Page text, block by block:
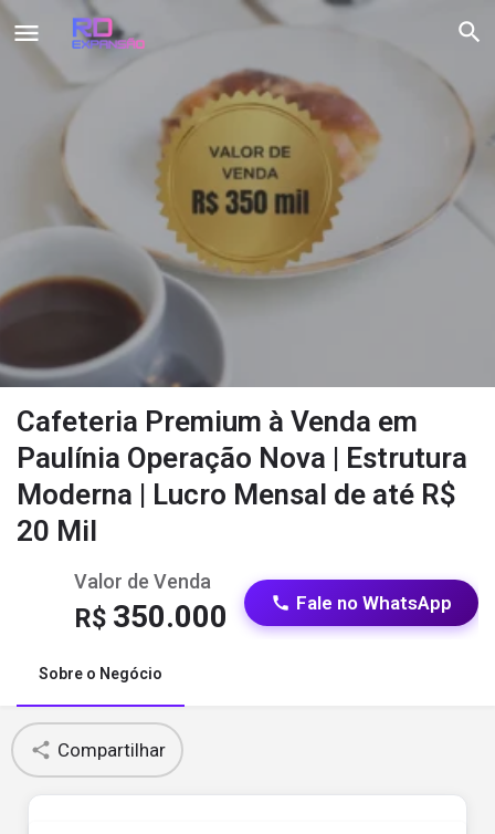
Cafeteria Premium à Venda em
Paulínia Operação Nova | Estrutura
Moderna | Lucro Mensal de até R$
20 Mil
Valor de Venda
R$ 350.000 Fale no WhatsApp
Sobre o Negócio
Compartilhar